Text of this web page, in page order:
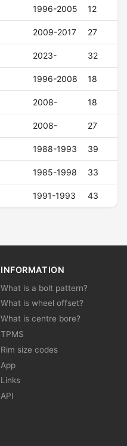
1996-2005 12
2009-2017 27
2023- 32
1996-2008 18
2008- 18
2008- 27
1988-1993 39
1985-1998 33
1991-1993 43
INFORMATION
What is a bolt pattern?
What is wheel offset?
What is centre bore?
TPMS
Rim size codes
App
Links
API